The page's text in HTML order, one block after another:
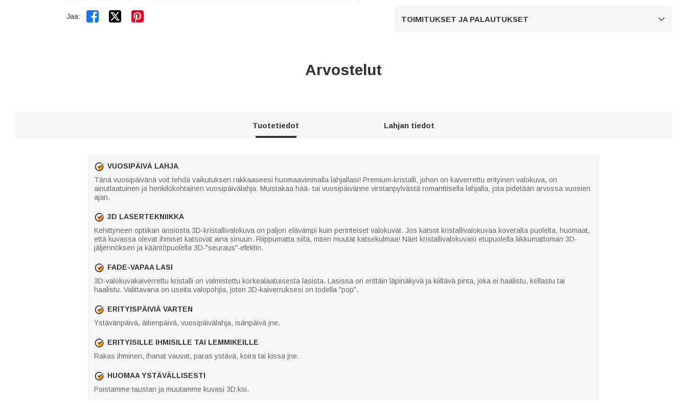
Jaa:   TOIMITUKSET JA PALAUTUKSET 
Arvostelut
Tuotetiedot Lahjan tiedot
VUOSIPÄIVÄ LAHJA
Tänä vuosipäivänä voit tehdä vaikutuksen rakkaaseesi huomaavimmalla lahjallasi! Premium-kristalli, johon on kaiverrettu erityinen valokuva, on
ainutlaatuinen ja henkilökohtainen vuosipäivälahja. Muistakaa hää- tai vuosipäivänne virstanpylvästä romanttisella lahjalla, jota pidetään arvossa vuosien
ajan.
3D LASERTEKNIIKKA
Kehittyneen optiikan ansiosta 3D-kristallivalokuva on paljon elävämpi kuin perinteiset valokuvat. Jos katsot kristallivalokuvaa koveralta puolelta, huomaat,
että kuvassa olevat ihmiset katsovat aina sinuun. Riippumatta siitä, miten muutat katsekulmaa! Näet kristallivalokuvasi etupuolella liikkumattoman 3D-
jäljennöksen ja kääntöpuolella 3D-"seuraus"-efektin.
FADE-VAPAA LASI
3D-valokuvakaiverrettu kristalli on valmistettu korkealaatuisesta lasista. Lasissa on erittäin läpinäkyvä ja kiiltävä pinta, joka ei haalistu, kellastu tai
haalistu. Valittavana on useita valopohjia, joten 3D-kaiverruksesi on todella "pop".
ERITYISPÄIVIÄ VARTEN
Ystävänpäivä, äitienpäivä, vuosipäivälahja, isänpäivä jne.
ERITYISILLE IHMISILLE TAI LEMMIKEILLE
Rakas ihminen, ihanat vauvat, paras ystävä, koira tai kissa jne.
HUOMAA YSTÄVÄLLISESTI
Poistamme taustan ja muutamme kuvasi 3D:ksi.